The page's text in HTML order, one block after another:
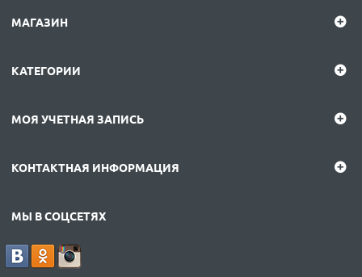
МАГАЗИН
КАТЕГОРИИ
МОЯ УЧЕТНАЯ ЗАПИСЬ
КОНТАКТНАЯ ИНФОРМАЦИЯ
МЫ В СОЦСЕТЯХ